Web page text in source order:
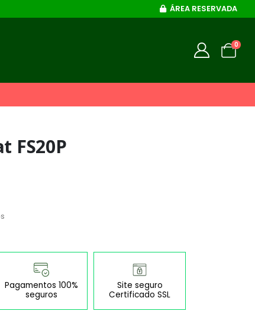
ÁREA RESERVADA
0
FS20P
Pagamentos 100%
seguros
Site seguro
Certificado SSL